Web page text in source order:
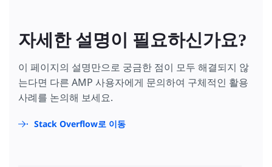
자세한 설명이 필요하신가요?
이 페이지의 설명만으로 궁금한 점이 모두 해결되지 않
는다면 다른 AMP 사용자에게 문의하여 구체적인 활용
사례를 논의해 보세요.
Stack Overflow로 이동